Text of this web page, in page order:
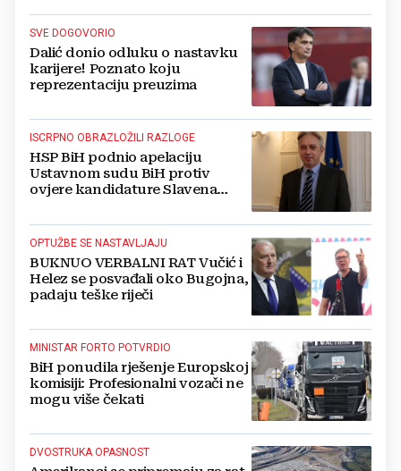
SVE DOGOVORIO
Dalić donio odluku o nastavku
karijere! Poznato koju
reprezentaciju preuzima
ISCRPNO OBRAZLOŽILI RAZLOGE
HSP BiH podnio apelaciju
Ustavnom sudu BiH protiv
ovjere kandidature Slavena
OPTUŽBE SE NASTAVLJAJU
BUKNUO VERBALNI RAT Vučić i
Helez se posvađali oko Bugojna,
padaju teške riječi
MINISTAR FORTO POTVRDIO
BiH ponudila rješenje Europskoj
komisiji: Profesionalni vozači ne
mogu više čekati
DVOSTRUKA OPASNOST